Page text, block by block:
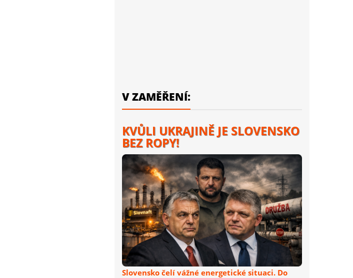
V ZAMĚŘENÍ:
KVŮLI UKRAJINĚ JE SLOVENSKO
BEZ ROPY!
Slovensko čelí vážné energetické situaci. Do